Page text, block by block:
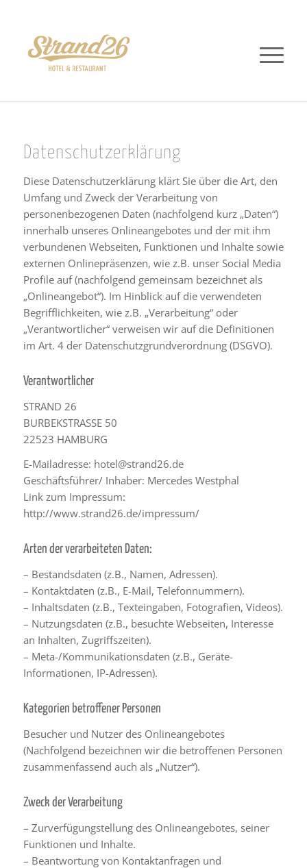
Datenschutzerklärung
Diese Datenschutzerklärung klärt Sie über die Art, den
Umfang und Zweck der Verarbeitung von
personenbezogenen Daten (nachfolgend kurz „Daten“)
innerhalb unseres Onlineangebotes und der mit ihm
verbundenen Webseiten, Funktionen und Inhalte sowie
externen Onlinepräsenzen, wie z.B. unser Social Media
Profile auf (nachfolgend gemeinsam bezeichnet als
„Onlineangebot“). Im Hinblick auf die verwendeten
Begrifflichkeiten, wie z.B. „Verarbeitung“ oder
„Verantwortlicher“ verweisen wir auf die Definitionen
im Art. 4 der Datenschutzgrundverordnung (DSGVO).
Verantwortlicher
STRAND 26
BURBEKSTRASSE 50
22523 HAMBURG
E-Mailadresse: hotel@strand26.de
Geschäftsführer/ Inhaber: Mercedes Westphal
Link zum Impressum:
http://www.strand26.de/impressum/
Arten der verarbeiteten Daten:
– Bestandsdaten (z.B., Namen, Adressen).
– Kontaktdaten (z.B., E-Mail, Telefonnummern).
– Inhaltsdaten (z.B., Texteingaben, Fotografien, Videos).
– Nutzungsdaten (z.B., besuchte Webseiten, Interesse
an Inhalten, Zugriffszeiten).
– Meta-/Kommunikationsdaten (z.B., Geräte-
Informationen, IP-Adressen).
Kategorien betroffener Personen
Besucher und Nutzer des Onlineangebotes
(Nachfolgend bezeichnen wir die betroffenen Personen
zusammenfassend auch als „Nutzer“).
Zweck der Verarbeitung
– Zurverfügungstellung des Onlineangebotes, seiner
Funktionen und Inhalte.
– Beantwortung von Kontaktanfragen und